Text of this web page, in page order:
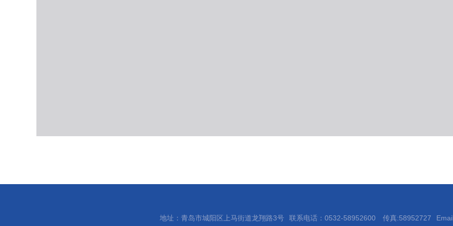
地址：青岛市城阳区上马街道龙翔路3号 联系电话：0532-58952600 传真:58952727